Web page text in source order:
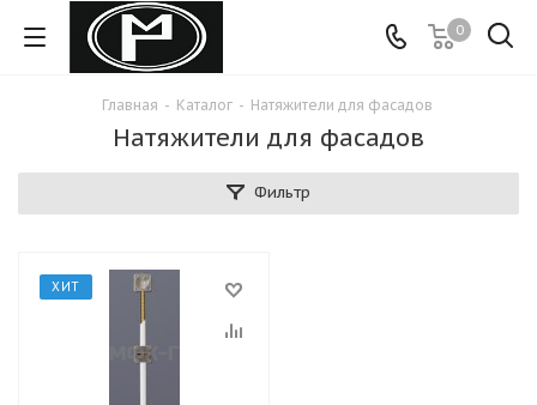
0
Главная - Каталог - Натяжители для фасадов
Натяжители для фасадов
Фильтр
ХИТ